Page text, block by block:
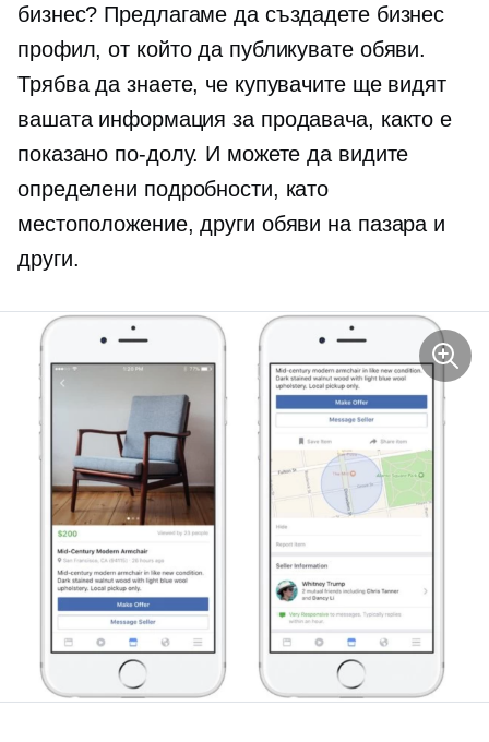
бизнес? Предлагаме да създадете бизнес
профил, от който да публикувате обяви.
Трябва да знаете, че купувачите ще видят
вашата информация за продавача, както е
показано по-долу. И можете да видите
определени подробности, като
местоположение, други обяви на пазара и
други.